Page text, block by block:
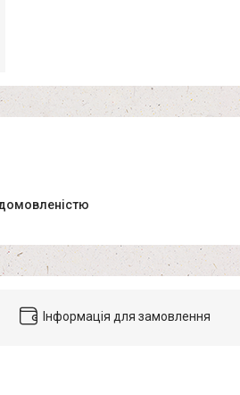
Інформація для замовлення